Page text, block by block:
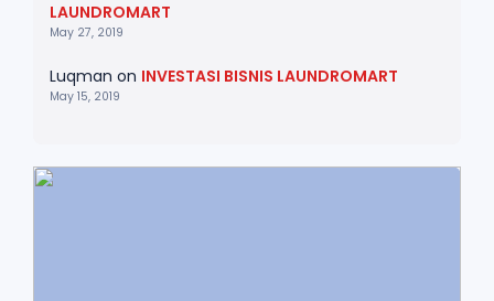
LAUNDROMART
May 27, 2019
Luqman on INVESTASI BISNIS LAUNDROMART
May 15, 2019